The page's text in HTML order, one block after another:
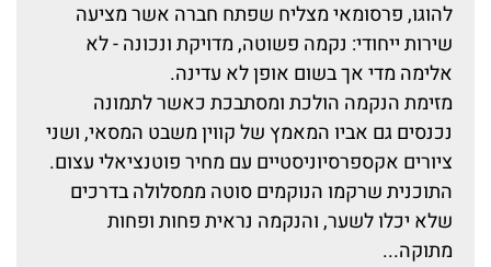
להוגו, פרסומאי מצליח שפתח חברה אשר מציעה
שירות ייחודי: נקמה פשוטה, מדויקת ונכונה - לא
אלימה מדי אך בשום אופן לא עדינה.
מזימת הנקמה הולכת ומסתבכת כאשר לתמונה
נכנסים גם אביו המאמץ של קווין משבט המסאי, ושני
ציורים אקספרסיוניסטיים עם מחיר פוטנציאלי עצום.
התוכנית שרקמו הנוקמים סוטה ממסלולה בדרכים
שלא יכלו לשער, והנקמה נראית פחות ופחות
מתוקה...